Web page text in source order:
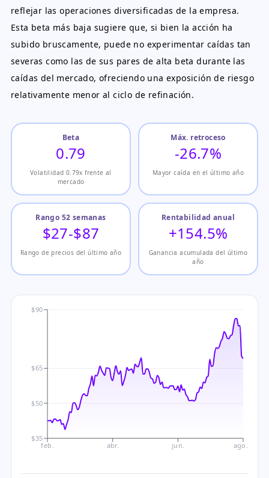
reflejar las operaciones diversificadas de la empresa.
Esta beta más baja sugiere que, si bien la acción ha
subido bruscamente, puede no experimentar caídas tan
severas como las de sus pares de alta beta durante las
caídas del mercado, ofreciendo una exposición de riesgo
relativamente menor al ciclo de refinación.
Beta
0.79
Volatilidad 0.79x frente al
mercado
Máx. retroceso
-26.7%
Mayor caída en el último año
Rango 52 semanas
$27-$87
Rango de precios del último año
Rentabilidad anual
+154.5%
Ganancia acumulada del último
año
feb. abr. jun. ago.
$35
$50
$65
$90